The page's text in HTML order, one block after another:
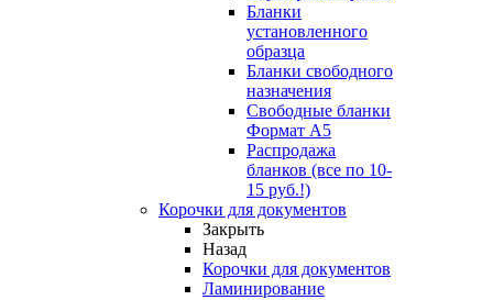
Бланки
установленного
образца
Бланки свободного
назначения
Свободные бланки
Формат А5
Распродажа
бланков (все по 10-
15 руб.!)
Корочки для документов
Закрыть
Назад
Корочки для документов
Ламинирование